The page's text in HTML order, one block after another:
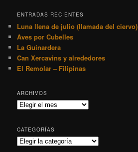
ENTRADAS RECIENTES
Luna llena de julio (llamada del ciervo)
Aves por Cubelles
La Guinardera
Can Xercavins y alrededores
El Remolar – Filipinas
ARCHIVOS
Archivos
CATEGORÍAS
Categorías